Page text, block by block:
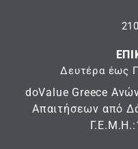
Δευτέρα έως
doValue Greece
Απαιτήσεων από